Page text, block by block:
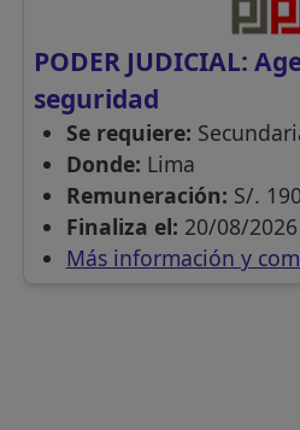
PODER JUDICIAL:
seguridad
Se requiere:
Donde: Lima
Remuneración: S/.
Finaliza el: 20/08/2026
Más información y